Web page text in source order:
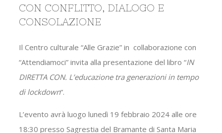
CON CONFLITTO, DIALOGO E
CONSOLAZIONE
Il Centro culturale “Alle Grazie” in collaborazione con
“Attendiamoci” invita alla presentazione del libro “IN
DIRETTA CON. L’educazione tra generazioni in tempo
di lockdown“.
L’evento avrà luogo lunedì 19 febbraio 2024 alle ore
18:30 presso Sagrestia del Bramante di Santa Maria